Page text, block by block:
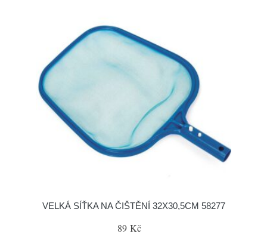
VELKÁ SÍŤKA NA ČIŠTĚNÍ 32X30,5CM 58277
89 Kč